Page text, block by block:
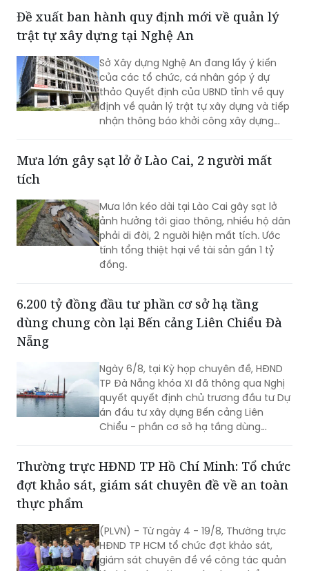
Đề xuất ban hành quy định mới về quản lý
trật tự xây dựng tại Nghệ An
Sở Xây dựng Nghệ An đang lấy ý kiến
của các tổ chức, cá nhân góp ý dự
thảo Quyết định của UBND tỉnh về quy
định về quản lý trật tự xây dựng và tiếp
nhận thông báo khởi công xây dựng
UBND ngày 17/12/2020).
Mưa lớn gây sạt lở ở Lào Cai, 2 người mất
tích
Mưa lớn kéo dài tại Lào Cai gây sạt lở
ảnh hưởng tới giao thông, nhiều hộ dân
phải di đời, 2 người hiện mất tích. Ước
tính tổng thiệt hại về tài sản gần 1 tỷ
đồng.
6.200 tỷ đồng đầu tư phần cơ sở hạ tầng
dùng chung còn lại Bến cảng Liên Chiểu Đà
Nẵng
Ngày 6/8, tại Kỳ họp chuyên đề, HĐND
TP Đà Nẵng khóa XI đã thông qua Nghị
quyết quyết định chủ trương đầu tư Dự
án đầu tư xây dựng Bến cảng Liên
Chiểu - phần cơ sở hạ tầng dùng
Thường trực HĐND TP Hồ Chí Minh: Tổ chức
đợt khảo sát, giám sát chuyên đề về an toàn
thực phẩm
(PLVN) - Từ ngày 4 - 19/8, Thường trực
HĐND TP HCM tổ chức đợt khảo sát,
giám sát chuyên đề về công tác quản